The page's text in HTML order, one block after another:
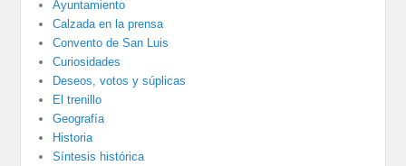
Ayuntamiento
Calzada en la prensa
Convento de San Luis
Curiosidades
Deseos, votos y súplicas
El trenillo
Geografía
Historia
Síntesis histórica